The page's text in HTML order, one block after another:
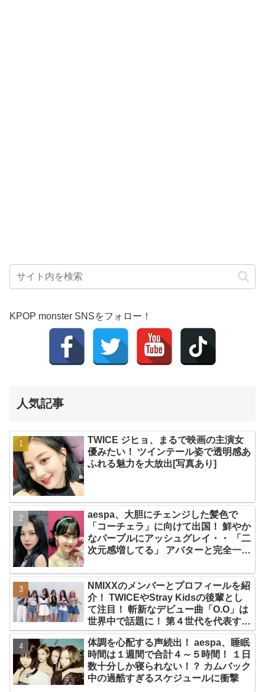
KPOP monster SNSをフォロー！
人気記事
TWICE ジヒョ、まるで映画の主演女
優みたい！ ツインテール姿で透明感あ
ふれる魅力を大放出[写真あり]
aespa、大胆にチェンジした髪色で
「コーチェラ」に向けて出国！ 鮮やか
なパープルにアッシュグレイ・・ 「二
次元感増してる」 アバターと完全一致
NMIXXのメンバーとプロフィールを紹
介！ TWICEやStray Kidsの後輩とし
て注目！ 斬新なデビュー曲「O.O」は
世界中で話題に！ 第４世代を代表する
美女ソリュンをはじめ、全員ビジュア
ルメンバーといわれるその魅力をチェ
ック
体調を心配する声続出！ aespa、睡眠
時間は１週間で合計４～５時間！ １日
数十分しか寝られない！？ カムバック
中の過酷すぎるスケジュールに衝撃